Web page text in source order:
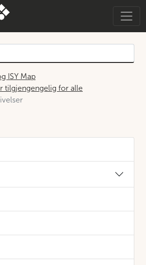
ISY Map
tilgjengengelig for alle